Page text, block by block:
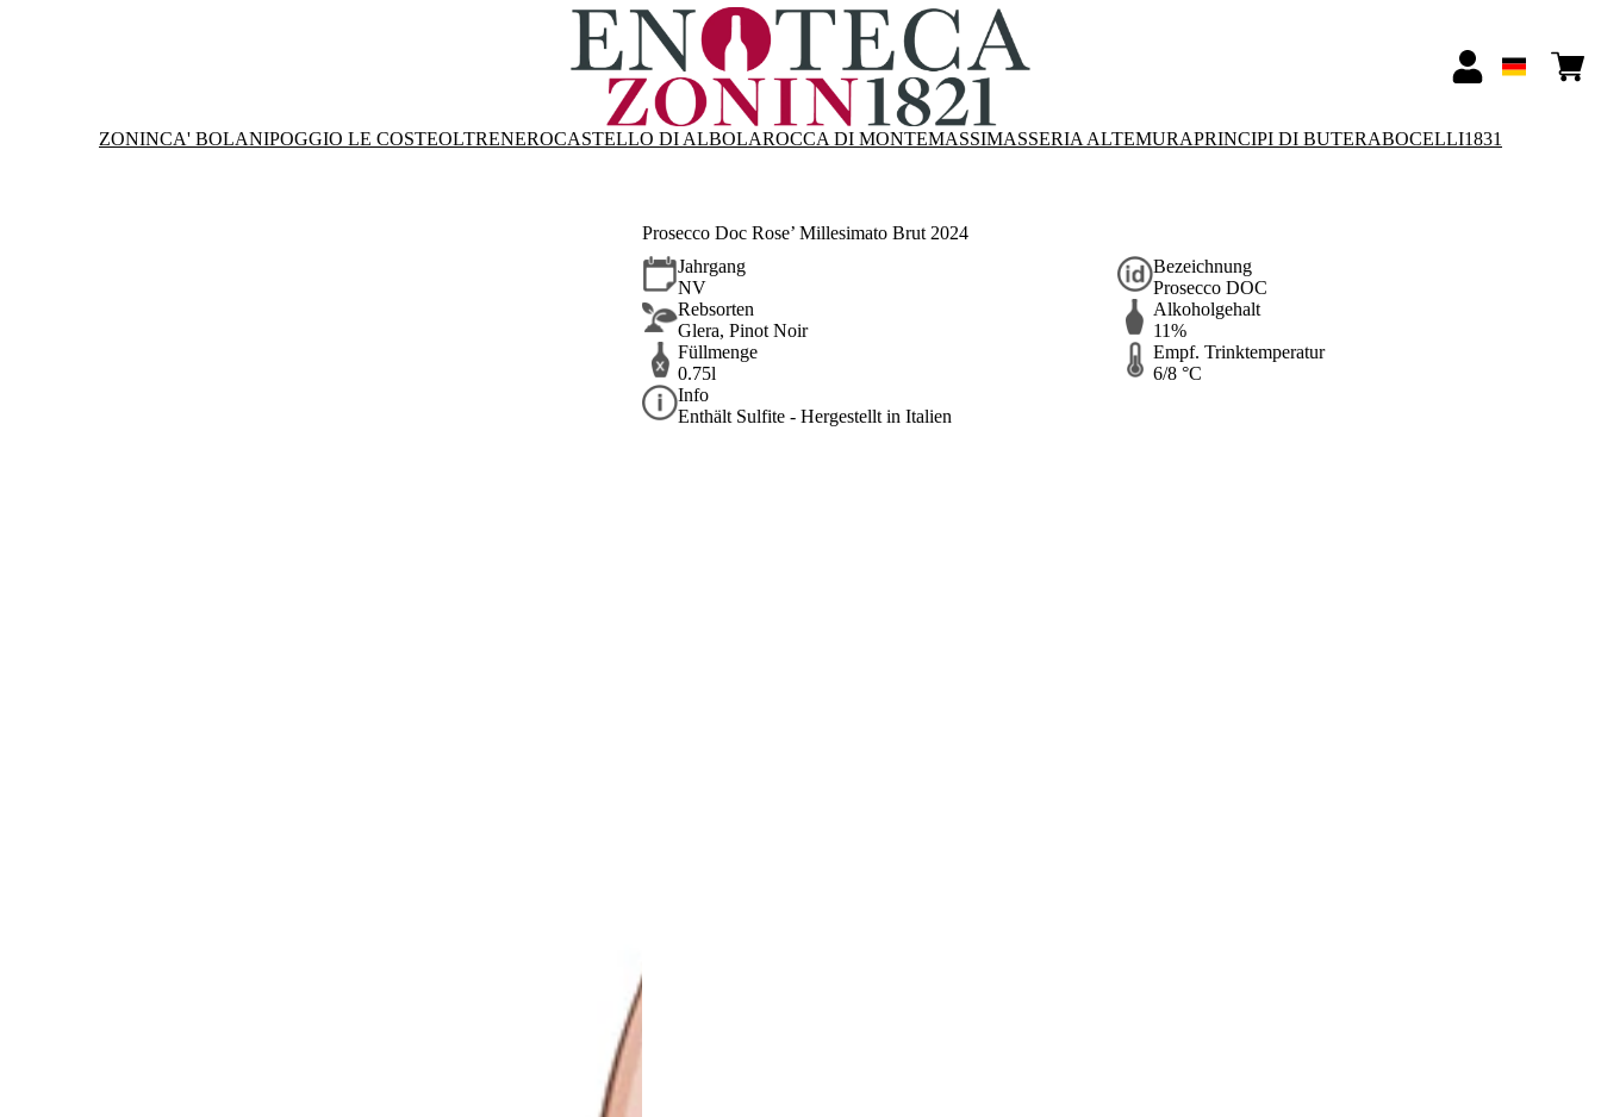
ZONINCA' BOLANIPOGGIO LE COSTEOLTRENEROCASTELLO DI ALBOLAROCCA DI MONTEMASSIMASSERIA ALTEMURAPRINCIPI DI BUTERABOCELLI1831
Prosecco Doc Rose’ Millesimato Brut 2024
Jahrgang
NV
Bezeichnung
Prosecco DOC
Rebsorten
Glera, Pinot Noir
Alkoholgehalt
11%
Füllmenge
0.75l
Empf. Trinktemperatur
6/8 °C
Info
Enthält Sulfite - Hergestellt in Italien